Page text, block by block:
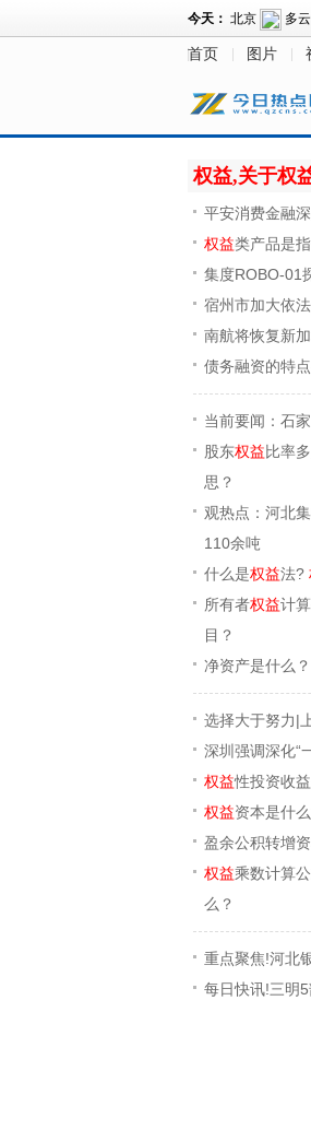
首页 图片
权益,关于权
平安消费金融
权益类产品是
集度ROBO-01
宿州市加大依
南航将恢复新
债务融资的特
当前要闻：石
股东权益比率
思？
观热点：河北
110余吨
什么是权益法?
所有者权益计
目？
净资产是什么
选择大于努力|
深圳强调深化“
权益性投资收
权益资本是什
盈余公积转增
权益乘数计算
么？
重点聚焦!河北
每日快讯!三明